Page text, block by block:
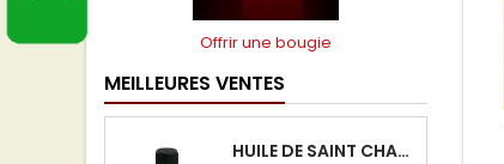
Offrir une bougie
MEILLEURES VENTES
HUILE DE SAINT CHARBEL